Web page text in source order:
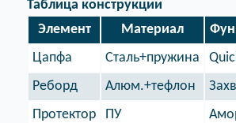
Таблица конструкции
Элемент
Материал
Цапфа
Сталь+пружина
Реборд
Алюм.+тефлон
Протектор
ПУ